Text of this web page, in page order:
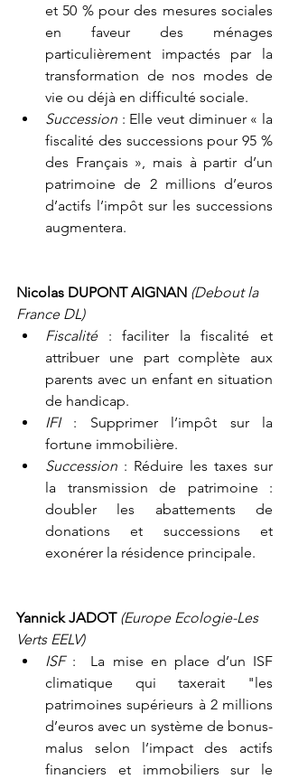
et 50 % pour des mesures sociales
en faveur des ménages
particulièrement impactés par la
transformation de nos modes de
vie ou déjà en difficulté sociale.
Succession : Elle veut diminuer « la
fiscalité des successions pour 95 %
des Français », mais à partir d’un
patrimoine de 2 millions d’euros
d’actifs l’impôt sur les successions
augmentera.
Nicolas DUPONT AIGNAN (Debout la
France DL)
Fiscalité : faciliter la fiscalité et
attribuer une part complète aux
parents avec un enfant en situation
de handicap.
IFI : Supprimer l’impôt sur la
fortune immobilière.
Succession : Réduire les taxes sur
la transmission de patrimoine :
doubler les abattements de
donations et successions et
exonérer la résidence principale.
Yannick JADOT (Europe Ecologie-Les
Verts EELV)
ISF :  La mise en place d’un ISF
climatique qui taxerait "les
patrimoines supérieurs à 2 millions
d’euros avec un système de bonus-
malus selon l’impact des actifs
financiers et immobiliers sur le